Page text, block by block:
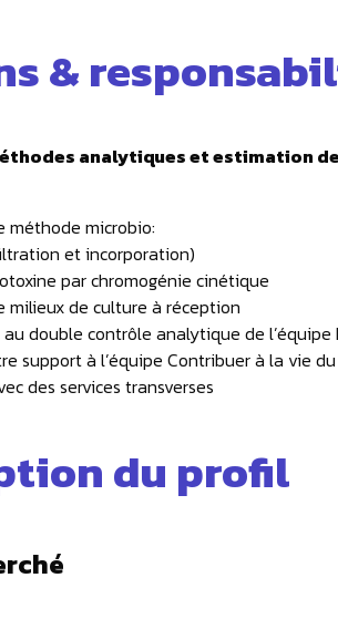
&
analytiques et estimation
méthode microbio:
et incorporation)
par chromogénie cinétique
milieux de culture à réception
double contrôle analytique de l’équipe
support à l’équipe Contribuer à la vie
des services transverses
du profil